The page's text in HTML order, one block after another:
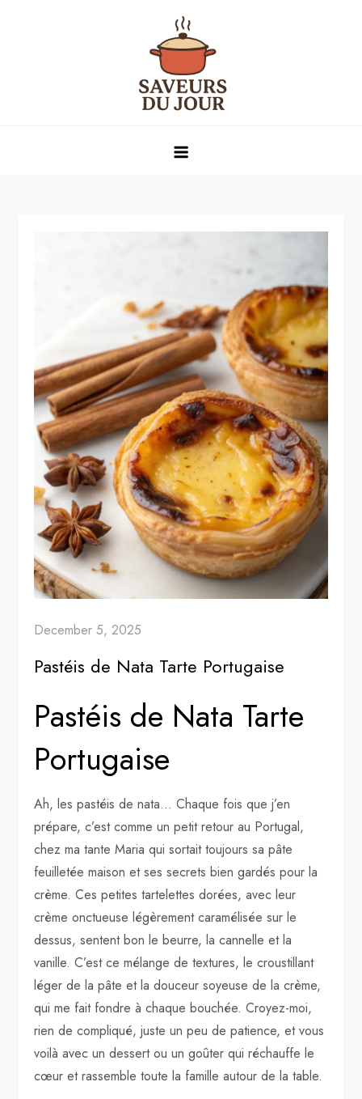
December 5, 2025
Pastéis de Nata Tarte Portugaise
Pastéis de Nata Tarte
Portugaise
Ah, les pastéis de nata… Chaque fois que j’en
prépare, c’est comme un petit retour au Portugal,
chez ma tante Maria qui sortait toujours sa pâte
feuilletée maison et ses secrets bien gardés pour la
crème. Ces petites tartelettes dorées, avec leur
crème onctueuse légèrement caramélisée sur le
dessus, sentent bon le beurre, la cannelle et la
vanille. C’est ce mélange de textures, le croustillant
léger de la pâte et la douceur soyeuse de la crème,
qui me fait fondre à chaque bouchée. Croyez-moi,
rien de compliqué, juste un peu de patience, et vous
voilà avec un dessert ou un goûter qui réchauffe le
cœur et rassemble toute la famille autour de la table.